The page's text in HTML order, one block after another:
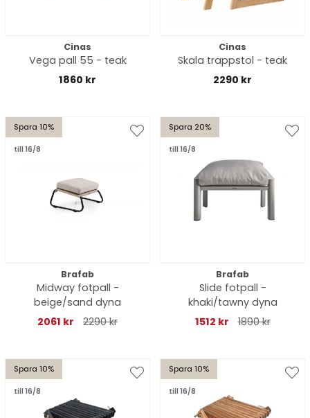
Cinas
Vega pall 55 - teak
1860 kr
Cinas
Skala trappstol - teak
2290 kr
Spara 10%
till 16/8
Brafab
Midway fotpall -
beige/sand dyna
2061 kr
2290 kr
Spara 20%
till 16/8
Brafab
Slide fotpall -
khaki/tawny dyna
1512 kr
1890 kr
Spara 10%
till 16/8
Spara 10%
till 16/8